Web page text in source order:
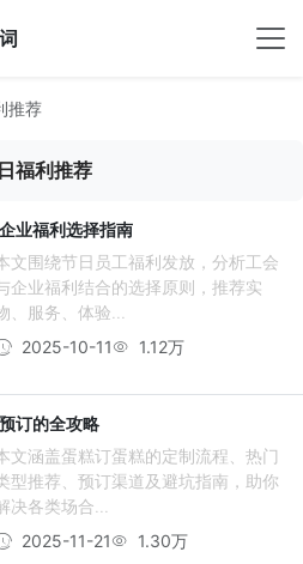
推荐
福利推荐
业福利选择指南
文围绕节日员工福利发放，分析工会
企业福利结合的选择原则，推荐实
、服务、体验...
2025-10-11
1.12万
订的全攻略
文涵盖蛋糕订蛋糕的定制流程、热门
型推荐、预订渠道及避坑指南，助你
决各类场合...
2025-11-21
1.30万